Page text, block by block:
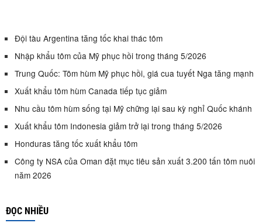
Đội tàu Argentina tăng tốc khai thác tôm
Nhập khẩu tôm của Mỹ phục hồi trong tháng 5/2026
Trung Quốc: Tôm hùm Mỹ phục hồi, giá cua tuyết Nga tăng mạnh
Xuất khẩu tôm hùm Canada tiếp tục giảm
Nhu cầu tôm hùm sống tại Mỹ chững lại sau kỳ nghỉ Quốc khánh
Xuất khẩu tôm Indonesia giảm trở lại trong tháng 5/2026
Honduras tăng tốc xuất khẩu tôm
Công ty NSA của Oman đặt mục tiêu sản xuất 3.200 tấn tôm nuôi
năm 2026
ĐỌC NHIỀU